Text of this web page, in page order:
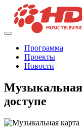
Программа
Проекты
Новости
доступе